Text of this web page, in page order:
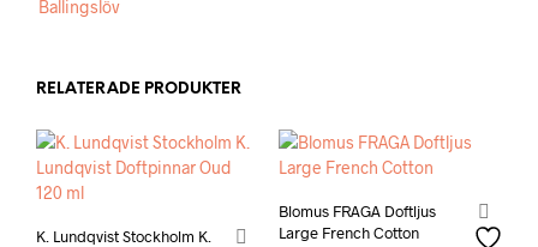
Ballingslöv
RELATERADE PRODUKTER
K. Lundqvist Stockholm K.
Blomus FRAGA Doftljus
Large French Cotton